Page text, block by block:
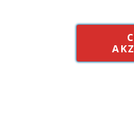
Vertrag
Alle Preise inkl.